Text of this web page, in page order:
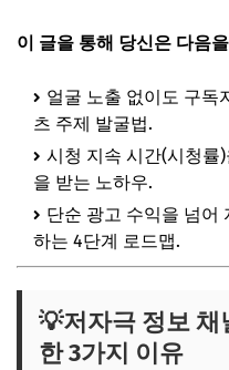
이 글을 통해 당신은 다음
얼굴 노출 없이도 구독
츠 주제 발굴법.
시청 지속 시간(시청률
을 받는 노하우.
단순 광고 수익을 넘어
하는 4단계 로드맵.
💡저자극 정보 채
한 3가지 이유